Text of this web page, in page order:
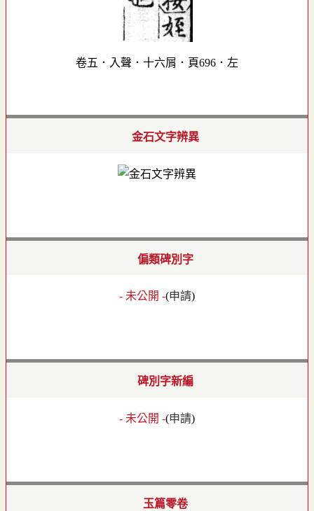
卷五．入聲．十六屑．頁696．左
金石文字辨異
偏類碑別字
- 未公開 -(申請)
碑別字新編
- 未公開 -(申請)
玉篇零卷